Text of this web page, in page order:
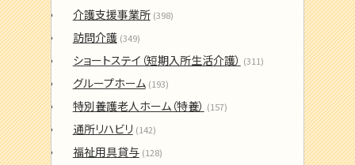
介護支援事業所 (398)
訪問介護 (349)
ショートステイ（短期入所生活介護） (311)
グループホーム (193)
特別養護老人ホーム（特養） (157)
通所リハビリ (142)
福祉用具貸与 (128)